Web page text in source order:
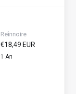
Reînnoire
€18,49 EUR
1 An